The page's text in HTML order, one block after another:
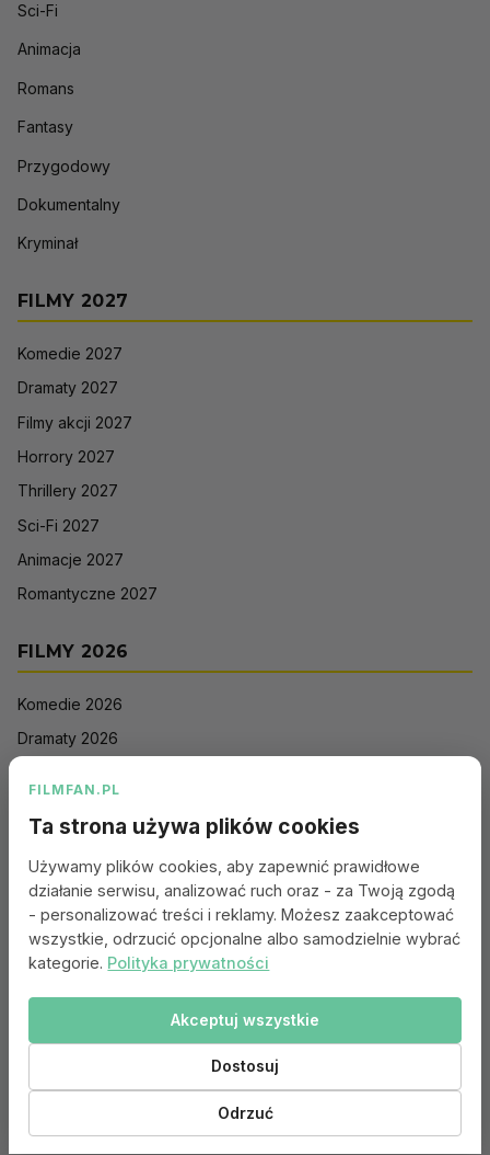
Sci-Fi
Animacja
Romans
Fantasy
Przygodowy
Dokumentalny
Kryminał
FILMY 2027
Komedie 2027
Dramaty 2027
Filmy akcji 2027
Horrory 2027
Thrillery 2027
Sci-Fi 2027
Animacje 2027
Romantyczne 2027
FILMY 2026
Komedie 2026
Dramaty 2026
Sci-Fi 2026
Animacje 2026
Romantyczne 2026
Portal:
© 2010–2026 FILMFAN.PL – Film. Nasza wspólna pasja.
Ta strona korzysta z TMDB i API TMDB, ale nie jest przez TMDB wspierana ani
FILMFAN.PL
Ta strona używa plików cookies
Używamy plików cookies, aby zapewnić prawidłowe
działanie serwisu, analizować ruch oraz - za Twoją zgodą
- personalizować treści i reklamy. Możesz zaakceptować
wszystkie, odrzucić opcjonalne albo samodzielnie wybrać
kategorie. Polityka prywatności
Odrzuć
Dostosuj
Akceptuj wszystkie